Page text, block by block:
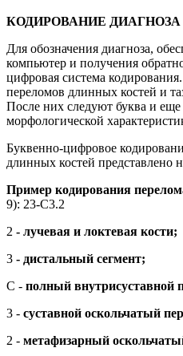
КОДИРОВАНИЕ ДИАГНОЗА
Для обозначения диагноза,
компьютер и получения
цифровая система
переломов длинных костей и
После них следуют буква и
морфологической
Буквенно-цифровое
длинных костей представлено
Пример кодирования
9): 23-С3.2
2 - лучевая и локтевая кости;
3 - дистальный сегмент;
С - полный внутрисуставной
3 - суставной оскольчатый
2 - метафизарный